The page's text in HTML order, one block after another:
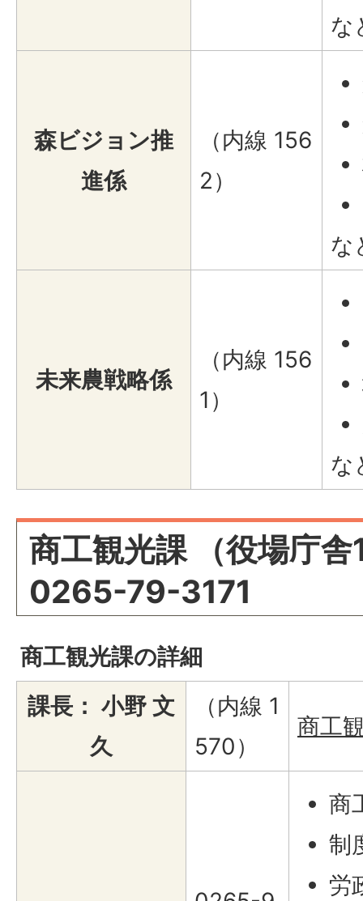
な
森ビジョン推
進係
（内線 156
2）
な
未来農戦略係
（内線 156
1）
な
商工観光課 （役場庁舎
0265-79-3171
商工観光課の詳細
課長： 小野 文
久
（内線 1
570）
商工
商
制
労